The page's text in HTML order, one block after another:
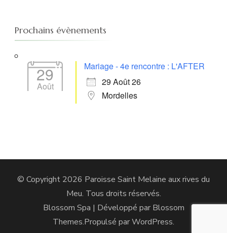
Prochains évènements
29
Août
Mariage - 4e rencontre : L'AFTER
29 Août 26
Mordelles
© Copyright 2026 Paroisse Saint Melaine aux rives du
Meu. Tous droits réservés.
Blossom Spa | Développé par Blossom
Themes.Propulsé parWordPress.